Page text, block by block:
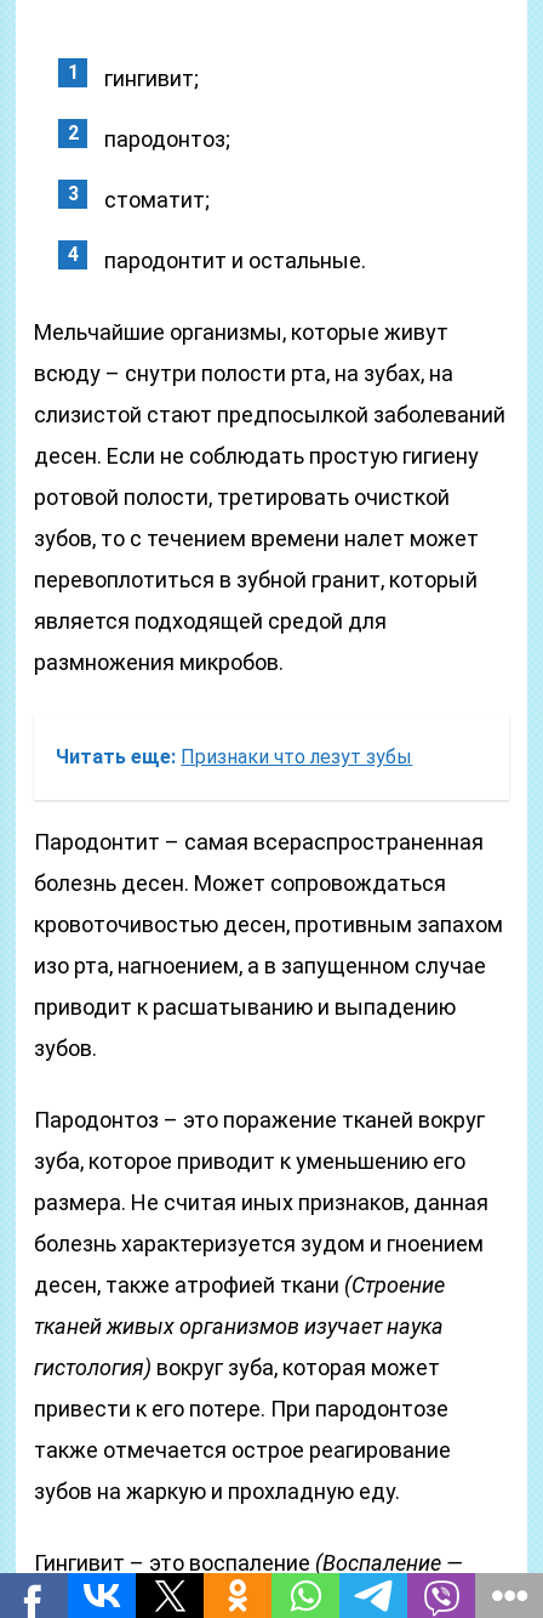
гингивит;
пародонтоз;
стоматит;
пародонтит и остальные.
Мельчайшие организмы, которые живут
всюду – снутри полости рта, на зубах, на
слизистой стают предпосылкой заболеваний
десен. Если не соблюдать простую гигиену
ротовой полости, третировать очисткой
зубов, то с течением времени налет может
перевоплотиться в зубной гранит, который
является подходящей средой для
размножения микробов.
Читать еще: Признаки что лезут зубы
Пародонтит – самая всераспространенная
болезнь десен. Может сопровождаться
кровоточивостью десен, противным запахом
изо рта, нагноением, а в запущенном случае
приводит к расшатыванию и выпадению
зубов.
Пародонтоз – это поражение тканей вокруг
зуба, которое приводит к уменьшению его
размера. Не считая иных признаков, данная
болезнь характеризуется зудом и гноением
десен, также атрофией ткани (Строение
тканей живых организмов изучает наука
гистология) вокруг зуба, которая может
привести к его потере. При пародонтозе
также отмечается острое реагирование
зубов на жаркую и прохладную еду.
Гингивит – это воспаление (Воспаление —
сложная местная реакция организма на